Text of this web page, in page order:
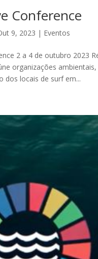
Conference
9, 2023 | Eventos
2 a 4 de outubro 2023
organizações
dos locais de surf em...